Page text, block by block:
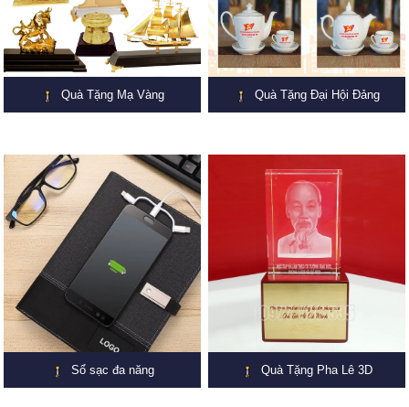
Quà Tặng Mạ Vàng Quà Tặng Đại Hội Đảng
Sổ sạc đa năng Quà Tặng Pha Lê 3D